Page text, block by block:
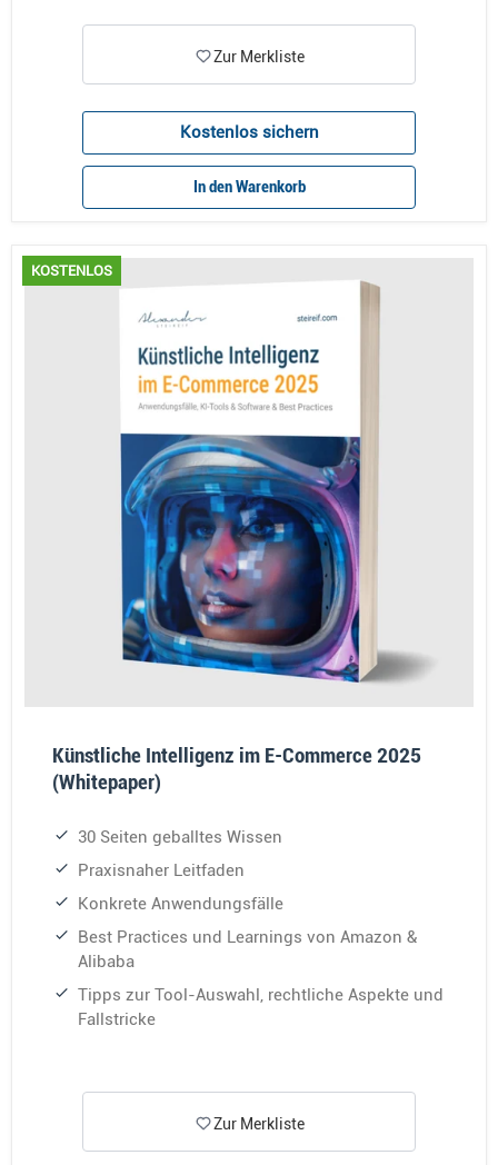
Kostenlos sichern
In den Warenkorb
Zur Merkliste
KOSTENLOS
Künstliche Intelligenz im E-Commerce 2025
(Whitepaper)
30 Seiten geballtes Wissen
Praxisnaher Leitfaden
Konkrete Anwendungsfälle
Best Practices und Learnings von Amazon &
Alibaba
Tipps zur Tool-Auswahl, rechtliche Aspekte und
Fallstricke
Zur Merkliste